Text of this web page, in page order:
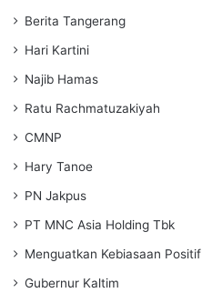
Berita Tangerang
Hari Kartini
Najib Hamas
Ratu Rachmatuzakiyah
CMNP
Hary Tanoe
PN Jakpus
PT MNC Asia Holding Tbk
Menguatkan Kebiasaan Positif
Gubernur Kaltim